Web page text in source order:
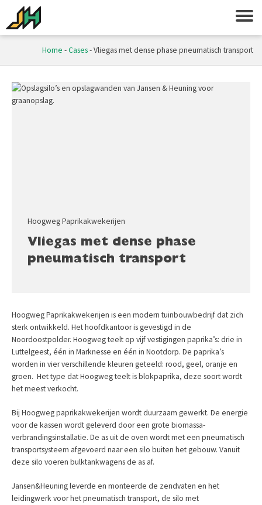
Home -Cases-Vliegas met dense phase pneumatisch transport
Hoogweg Paprikakwekerijen
Vliegas met dense phase
pneumatisch transport
Hoogweg Paprikakwekerijen is een modern tuinbouwbedrijf dat zich
sterk ontwikkeld. Het hoofdkantoor is gevestigd in de
Noordoostpolder. Hoogweg teelt op vijf vestigingen paprika’s: drie in
Luttelgeest, één in Marknesse en één in Nootdorp. De paprika’s
worden in vier verschillende kleuren geteeld: rood, geel, oranje en
groen. Het type dat Hoogweg teelt is blokpaprika, deze soort wordt
het meest verkocht.
Bij Hoogweg paprikakwekerijen wordt duurzaam gewerkt. De energie
voor de kassen wordt geleverd door een grote biomassa-
verbrandingsinstallatie. De as uit de oven wordt met een pneumatisch
transportsysteem afgevoerd naar een silo buiten het gebouw. Vanuit
deze silo voeren bulktankwagens de as af.
Jansen&Heuning leverde en monteerde de zendvaten en het
leidingwerk voor het pneumatisch transport, de silo met